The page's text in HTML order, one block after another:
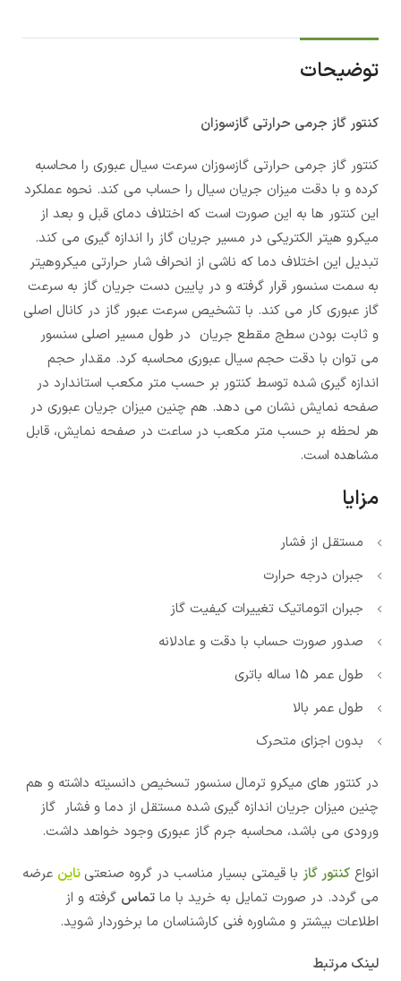
توضیحات
کنتور گاز جرمی حرارتی گازسوزان
کنتور گاز جرمی حرارتی گازسوزان سرعت سیال عبوری را محاسبه
کرده و با دقت میزان جریان سیال را حساب می کند. نحوه عملکرد
این کنتور ها به این صورت است که اختلاف دمای قبل و بعد از
میکرو هیتر الکتریکی در مسیر جریان گاز را اندازه گیری می کند.
تبدیل این اختلاف دما که ناشی از انحراف شار حرارتی میکروهیتر
به سمت سنسور قرار گرفته و در پایین دست جریان گاز به سرعت
گاز عبوری کار می کند. با تشخیص سرعت عبور گاز در کانال اصلی
و ثابت بودن سطج مقطع جریان در طول مسیر اصلی سنسور
می توان با دقت حجم سیال عبوری محاسبه کرد. مقدار حجم
اندازه گیری شده توسط کنتور بر حسب متر مکعب استاندارد در
صفحه نمایش نشان می دهد. هم چنین میزان جریان عبوری در
هر لحظه بر حسب متر مکعب در ساعت در صفحه نمایش، قابل
مشاهده است.
مزایا
مستقل از فشار
جبران درجه حرارت
جبران اتوماتیک تغییرات کیفیت گاز
صدور صورت حساب با دقت و عادلانه
طول عمر 15 ساله باتری
طول عمر بالا
بدون اجزای متحرک
در کنتور های میکرو ترمال سنسور تسخیص دانسیته داشته و هم
چنین میزان جریان اندازه گیری شده مستقل از دما و فشار گاز
ورودی می باشد، محاسبه جرم گاز عبوری وجود خواهد داشت.
انواع کنتور گاز با قیمتی بسیار مناسب در گروه صنعتی ناین عرضه
می گردد. در صورت تمایل به خرید با ما تماس گرفته و از
اطلاعات بیشتر و مشاوره فنی کارشناسان ما برخوردار شوید.
لینک مرتبط